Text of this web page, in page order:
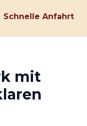
Schnelle Anfahrt
mit